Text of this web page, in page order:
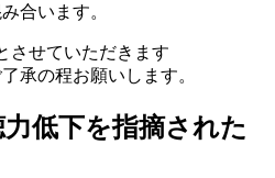
合います。
させていただきます
承の程お願いします。
低下を指摘された